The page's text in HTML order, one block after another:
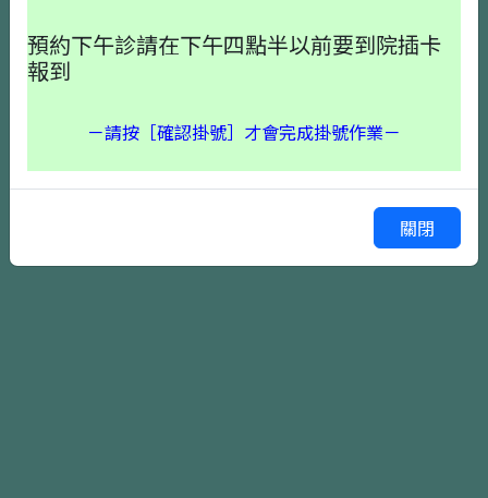
確認掛號 上一頁
預約下午診請在下午四點半以前要到院插卡
報到
－請按［確認掛號］才會完成掛號作業－
關閉